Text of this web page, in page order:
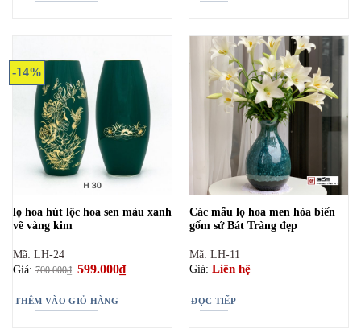
-14%
lọ hoa hút lộc hoa sen màu xanh
vẽ vàng kim
Mã: LH-24
Giá:700.000₫ Giá
gốc
700.000₫.
599.000₫Giá
hiện
THÊM VÀO GIỎ HÀNG
Các mẫu lọ hoa men hỏa biến
gốm sứ Bát Tràng đẹp
Mã: LH-11
Giá: Liên hệ
ĐỌC TIẾP